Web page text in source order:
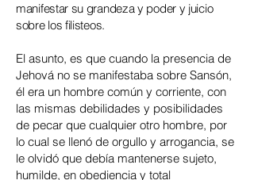
manifestar su grandeza y poder y juicio
sobre los filisteos.
El asunto, es que cuando la presencia de
Jehová no se manifestaba sobre Sansón,
él era un hombre común y corriente, con
las mismas debilidades y posibilidades
de pecar que cualquier otro hombre, por
lo cual se llenó de orgullo y arrogancia, se
le olvidó que debía mantenerse sujeto,
humilde, en obediencia y total